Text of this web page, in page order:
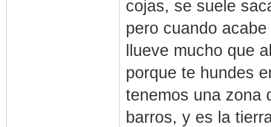
cojas, se suele
pero cuando
llueve mucho que
porque te hundes
tenemos una zona
barros, y es la